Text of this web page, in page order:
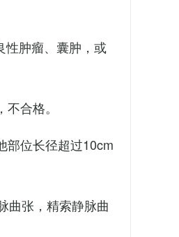
性肿瘤、囊肿，或
合格。
部位长径超过10cm
曲张，精索静脉曲